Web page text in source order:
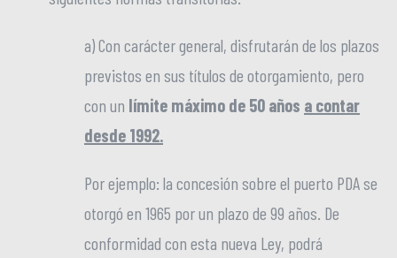
a) Con carácter general, disfrutarán de los plazos
previstos en sus títulos de otorgamiento, pero
con un límite máximo de 50 años a contar
desde 1992.
Por ejemplo: la concesión sobre el puerto PDA se
otorgó en 1965 por un plazo de 99 años. De
conformidad con esta nueva Ley, podrá